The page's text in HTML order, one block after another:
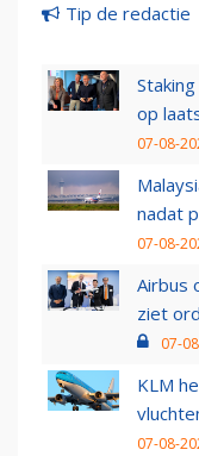
Tip de redactie
op
07-08-
nadat
07-08-
Airbus
ziet
07-
KLM
07-08-